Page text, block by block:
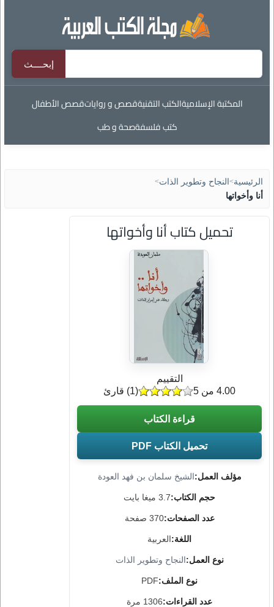
المكتبة الإسلاميةالكتب التقنيةقصص و رواياتقصص الأطفال
كتب فلسفةصحة و طب
الرئيسية> النجاح وتطوير الذات>
أنا وأخواتها
تحميل كتاب أنا وأخواتها
مؤلف العمل:الشيخ سلمان بن فهد العودة
حجم الكتاب:3.7 ميغا بايت
عدد الصفحات:370 صفحة
اللغة:العربية
نوع العمل:النجاح وتطوير الذات
نوع الملف:PDF
عدد القراءات:1306 مرة
التقييم
(
1) قارئ 4.00 من 5
قراءة الكتاب
تحميل الكتاب PDF